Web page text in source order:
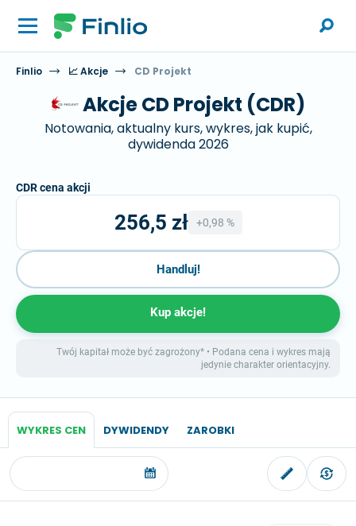
Finlio 📈 Akcje CD Projekt
Akcje CD Projekt (CDR)
Notowania, aktualny kurs, wykres, jak kupić,
dywidenda 2026
CDR cena akcji
256,5 zł +0,98 %
Handluj!
Kup akcje!
Twój kapitał może być zagrożony* • Podana cena i wykres mają
jedynie charakter orientacyjny.
WYKRES CEN DYWIDENDY ZAROBKI